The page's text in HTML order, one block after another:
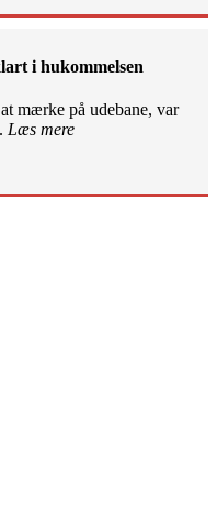
i hukommelsen
mærke på udebane, var
Læs mere